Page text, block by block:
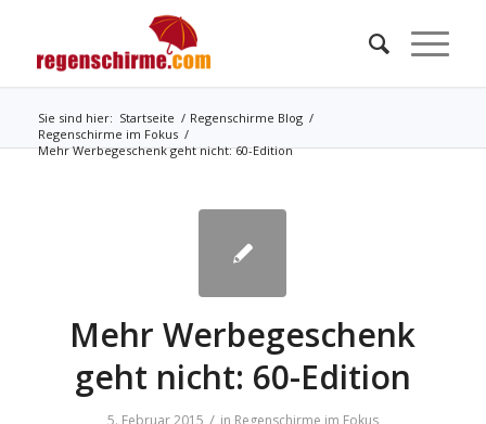
Sie sind hier: Startseite / Regenschirme Blog /
Regenschirme im Fokus /
Mehr Werbegeschenk geht nicht: 60-Edition
Mehr Werbegeschenk
geht nicht: 60-Edition
5. Februar 2015 / in Regenschirme im Fokus